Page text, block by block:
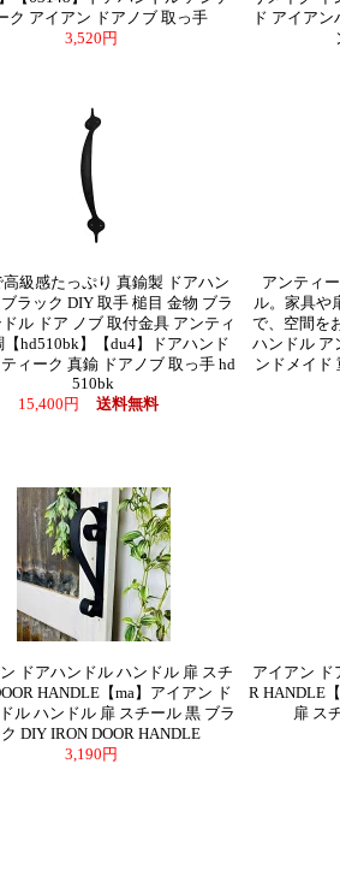
ク アイアン ドアノブ 取っ手
3,520円
ド アイア
高級感たっぷり 真鍮製 ドアハン
ブラック DIY 取手 槌目 金物 ブラ
ドル ドア ノブ 取付金具 アンティ
【hd510bk】【du4】ドアハンド
ィーク 真鍮 ドアノブ 取っ手 hd
510bk
15,400円
送料無料
アンティ
ル。家具や
で、空間を
ハンドル ア
ンドメイド
ドアハンドル ハンドル 扉 スチ
HANDLE【ma】アイアン ド
ル ハンドル 扉 スチール 黒 ブラ
ク DIY IRON DOOR HANDLE
3,190円
アイアン ド
R HANDLE
扉 ス